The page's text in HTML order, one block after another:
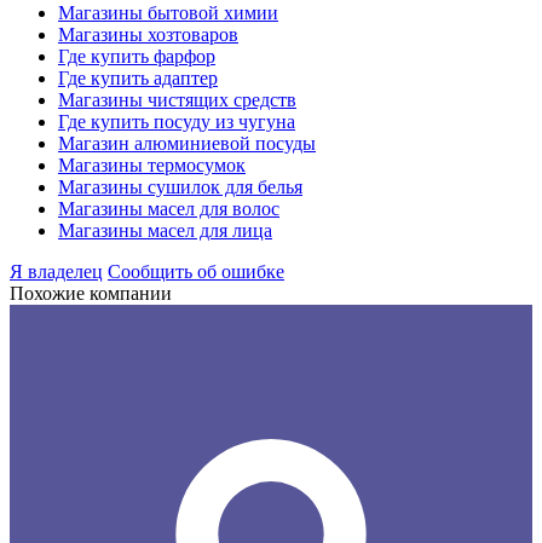
Магазины бытовой химии
Магазины хозтоваров
Где купить фарфор
Где купить адаптер
Магазины чистящих средств
Где купить посуду из чугуна
Магазин алюминиевой посуды
Магазины термосумок
Магазины сушилок для белья
Магазины масел для волос
Магазины масел для лица
Я владелец Сообщить об ошибке
Похожие компании